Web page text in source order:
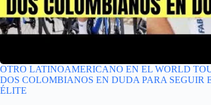
OTRO LATINOAMERICANO EN EL WORLD
DOS COLOMBIANOS EN DUDA PARA SEGUIR
ÉLITE